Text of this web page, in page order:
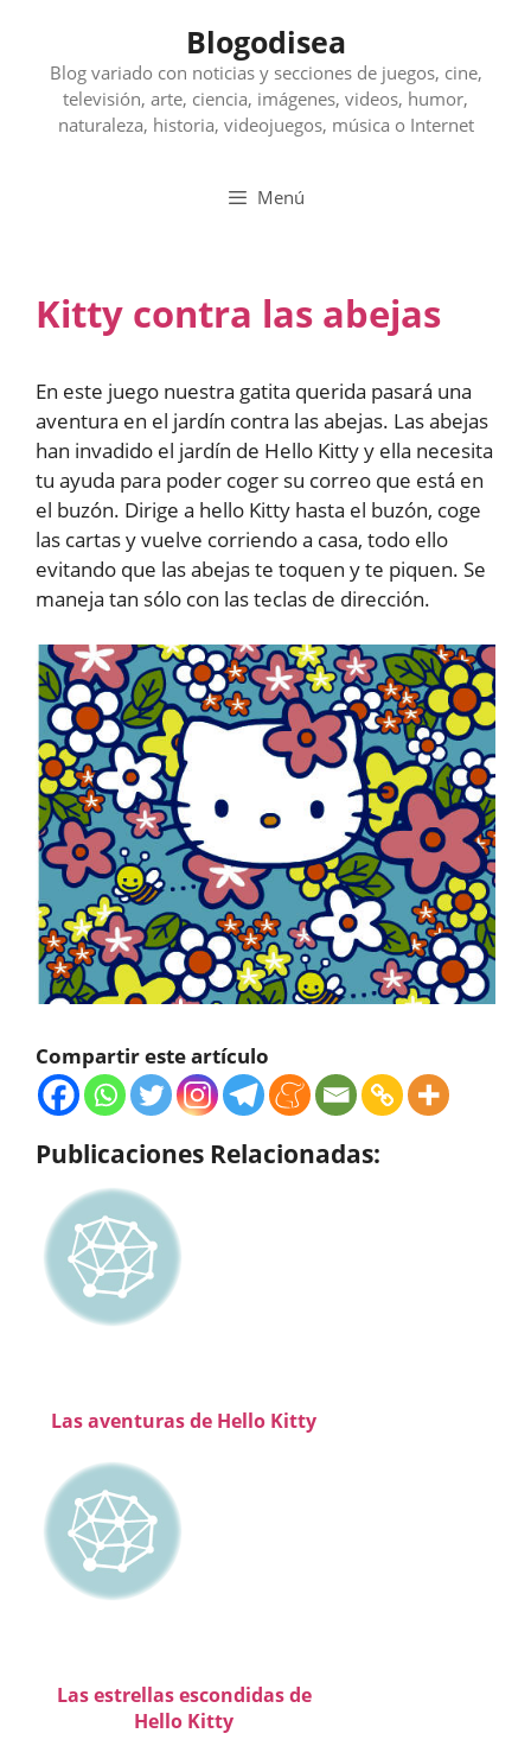
contenido
Blogodisea
Blog variado con noticias y secciones de juegos, cine,
televisión, arte, ciencia, imágenes, videos, humor,
naturaleza, historia, videojuegos, música o Internet
Menú
Kitty contra las abejas
En este juego nuestra gatita querida pasará una
aventura en el jardín contra las abejas. Las abejas
han invadido el jardín de Hello Kitty y ella necesita
tu ayuda para poder coger su correo que está en
el buzón. Dirige a hello Kitty hasta el buzón, coge
las cartas y vuelve corriendo a casa, todo ello
evitando que las abejas te toquen y te piquen. Se
maneja tan sólo con las teclas de dirección.
Compartir este artículo
Publicaciones Relacionadas:
Las aventuras de Hello Kitty
Las estrellas escondidas de
Hello Kitty